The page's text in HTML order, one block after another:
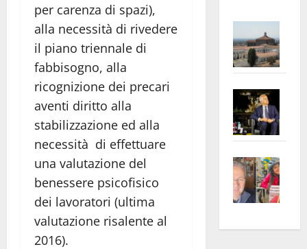
per carenza di spazi),
alla necessità di rivedere
il piano triennale di
fabbisogno, alla
ricognizione dei precari
aventi diritto alla
stabilizzazione ed alla
necessità di effettuare
una valutazione del
benessere psicofisico
dei lavoratori (ultima
valutazione risalente al
2016).
euro
apre